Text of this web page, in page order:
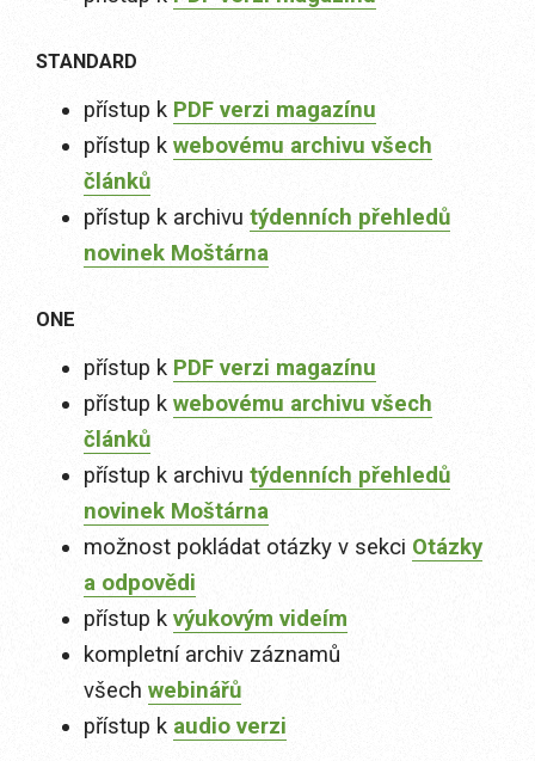
STANDARD
přístup k PDF verzi magazínu
přístup k webovému archivu všech
článků
přístup k archivu týdenních přehledů
novinek Moštárna
ONE
přístup k PDF verzi magazínu
přístup k webovému archivu všech
článků
přístup k archivu týdenních přehledů
novinek Moštárna
možnost pokládat otázky v sekci Otázky
a odpovědi
přístup k výukovým videím
kompletní archiv záznamů
všech webinářů
přístup k audio verzi